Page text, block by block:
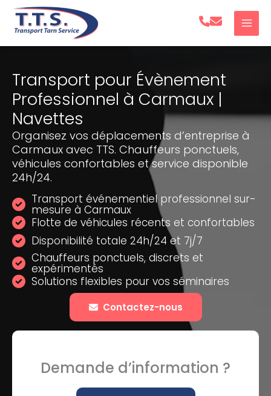
Aller
Transport pour Évènement
Professionnel à Carmaux |
Navettes
Organisez vos déplacements d’entreprise à
Carmaux avec TTS. Chauffeurs ponctuels,
véhicules confortables et service disponible
24h/24.
Transport événementiel professionnel sur-
mesure à Carmaux
Flotte de véhicules récents et confortables
Disponibilité totale 24h/24 et 7j/7
Chauffeurs ponctuels, discrets et
expérimentés
Solutions flexibles pour vos séminaires
Contactez-nous
Demande d’information ?